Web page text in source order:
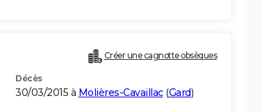
Créer une cagnotte obsèques
Décès
30/03/2015 à Molières-Cavaillac(Gard)